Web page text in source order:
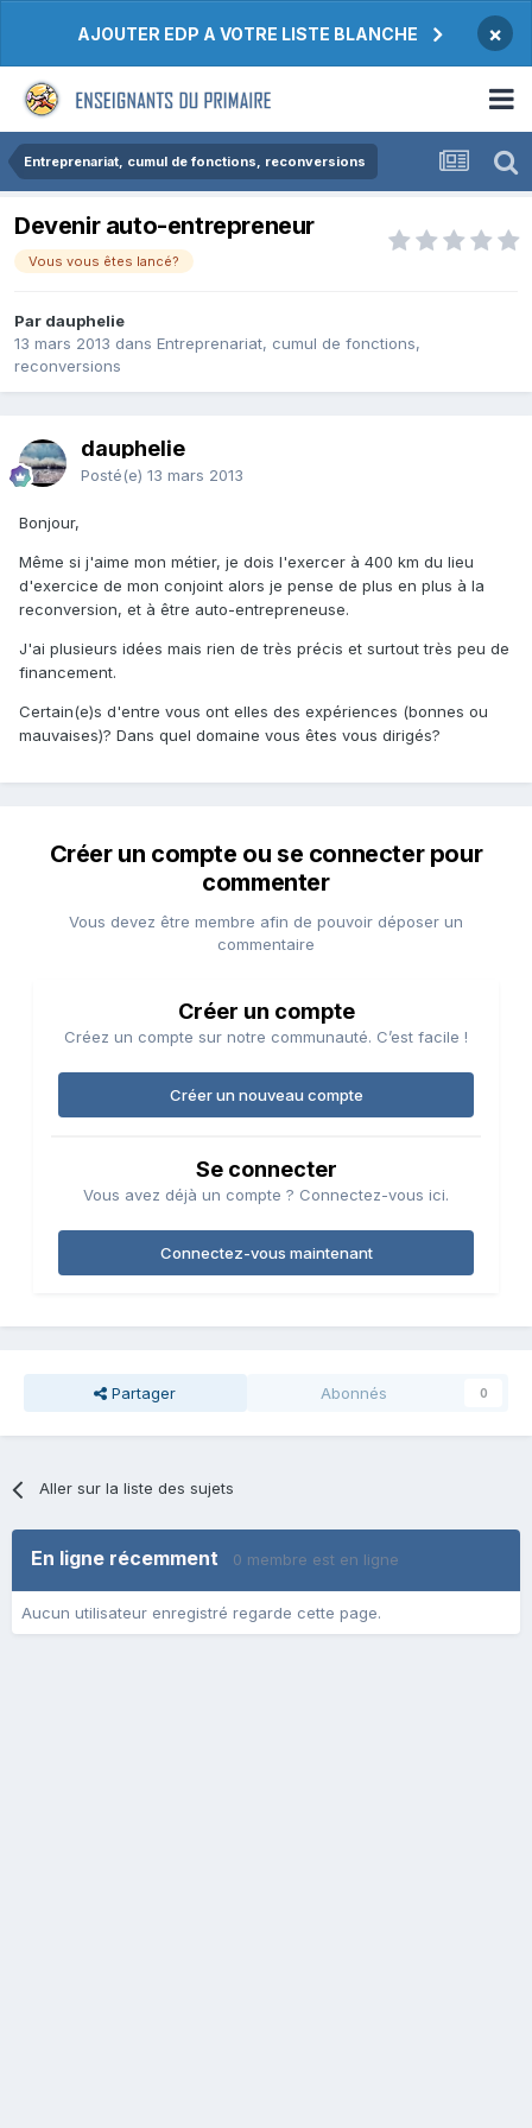
AJOUTER EDP A VOTRE LISTE BLANCHE ×
Entreprenariat, cumul de fonctions, reconversions
Devenir auto-entrepreneur
Vous vous êtes lancé?
Par dauphelie
13 mars 2013 dans Entreprenariat, cumul de fonctions,
reconversions
dauphelie
Posté(e) 13 mars 2013
Bonjour,
Même si j'aime mon métier, je dois l'exercer à 400 km du lieu
d'exercice de mon conjoint alors je pense de plus en plus à la
reconversion, et à être auto-entrepreneuse.
J'ai plusieurs idées mais rien de très précis et surtout très peu de
financement.
Certain(e)s d'entre vous ont elles des expériences (bonnes ou
mauvaises)? Dans quel domaine vous êtes vous dirigés?
Créer un compte ou se connecter pour
commenter
Vous devez être membre afin de pouvoir déposer un
commentaire
Créer un compte
Créez un compte sur notre communauté. C’est facile !
Créer un nouveau compte
Se connecter
Vous avez déjà un compte ? Connectez-vous ici.
Connectez-vous maintenant
Partager Abonnés 0
Aller sur la liste des sujets
En ligne récemment 0 membre est en ligne
Aucun utilisateur enregistré regarde cette page.